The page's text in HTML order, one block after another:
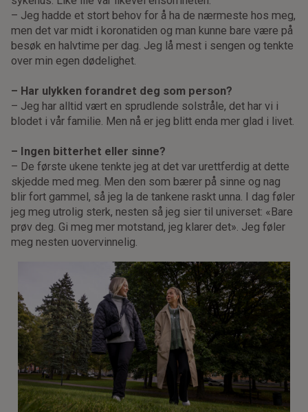
– Jeg hadde et stort behov for å ha de nærmeste hos meg,
men det var midt i koronatiden og man kunne bare være på
besøk en halvtime per dag. Jeg lå mest i sengen og tenkte
over min egen dødelighet.
– Har ulykken forandret deg som person?
– Jeg har alltid vært en sprudlende solstråle, det har vi i
blodet i vår familie. Men nå er jeg blitt enda mer glad i livet.
– Ingen bitterhet eller sinne?
– De første ukene tenkte jeg at det var urettferdig at dette
skjedde med meg. Men den som bærer på sinne og nag
blir fort gammel, så jeg la de tankene raskt unna. I dag føler
jeg meg utrolig sterk, nesten så jeg sier til universet: «Bare
prøv deg. Gi meg mer motstand, jeg klarer det». Jeg føler
meg nesten uovervinnelig.